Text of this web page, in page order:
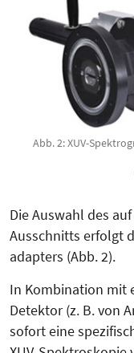
Abb. 2: XUV-
Die Aus­wahl des
Ausschnitts erfolgt
adapters (Abb. 2).
In Kombination mit
Detektor (z. B. von
sofort eine